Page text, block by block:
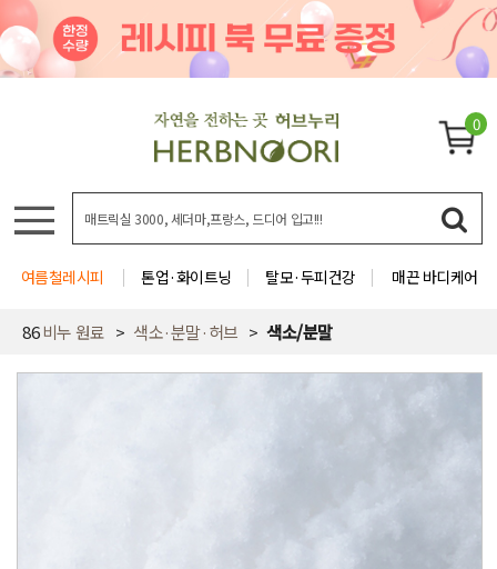
0
여름철레시피 톤업·화이트닝 탈모·두피건강 매끈 바디케어
86비누 원료 색소·분말·허브 색소/분말